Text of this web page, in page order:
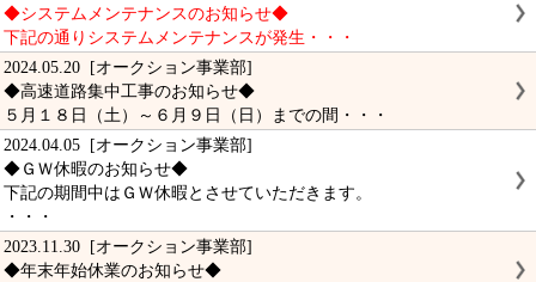
◆システムメンテナンスのお知らせ◆
下記の通りシステムメンテナンスが発生・・・
2024.05.20 [オークション事業部]
◆高速道路集中工事のお知らせ◆
５月１８日（土）～６月９日（日）までの間・・・
2024.04.05 [オークション事業部]
◆ＧＷ休暇のお知らせ◆
下記の期間中はＧＷ休暇とさせていただきます。
・・・
2023.11.30 [オークション事業部]
◆年末年始休業のお知らせ◆